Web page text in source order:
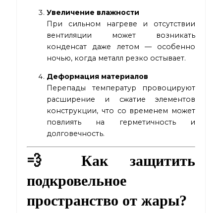
Увеличение влажности
При сильном нагреве и отсутствии
вентиляции может возникать
конденсат даже летом — особенно
ночью, когда металл резко остывает.
Деформация материалов
Перепады температур провоцируют
расширение и сжатие элементов
конструкции, что со временем может
повлиять на герметичность и
долговечность.
💨 Как защитить
подкровельное
пространство от жары?